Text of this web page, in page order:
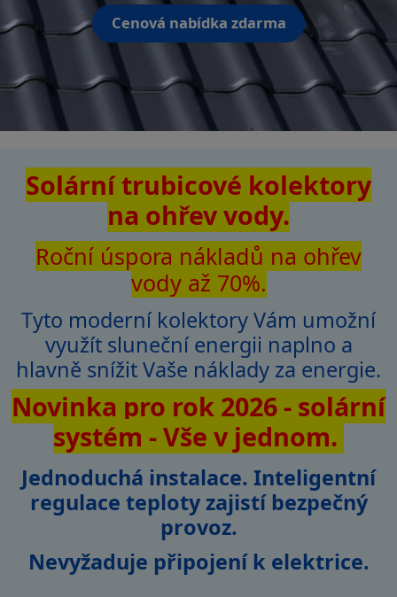
Cenová nabídka zdarma
Solární trubicové kolektory
na ohřev vody.
Roční úspora nákladů na ohřev
vody až 70%.
Tyto moderní kolektory Vám umožní
využít sluneční energii naplno a
hlavně snížit Vaše náklady za energie.
Novinka pro rok 2026 - solární
systém - Vše v jednom.
Jednoduchá instalace. Inteligentní
regulace teploty zajistí bezpečný
provoz.
Nevyžaduje připojení k elektrice.